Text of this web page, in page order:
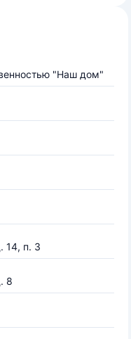
"Наш дом"
14, п. 3
8